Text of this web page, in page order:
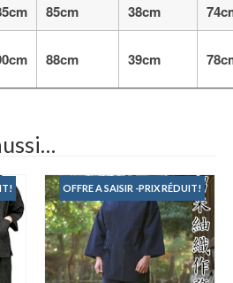
85cm 38cm
88cm 39cm
OFFRE A SAISIR -PRIX RÉDUIT!